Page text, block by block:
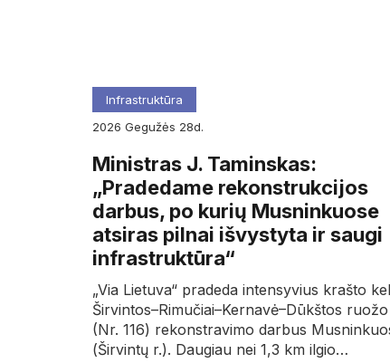
Infrastruktūra
2026
gegužės 28d.
Ministras J. Taminskas:
„Pradedame rekonstrukcijos
darbus, po kurių Musninkuose
atsiras pilnai išvystyta ir saugi
infrastruktūra“
„Via Lietuva“ pradeda intensyvius krašto
Širvintos–Rimučiai–Kernavė–Dūkštos ruožo
(Nr. 116) rekonstravimo darbus
(Širvintų r.). Daugiau nei 1,3 km ilgio…